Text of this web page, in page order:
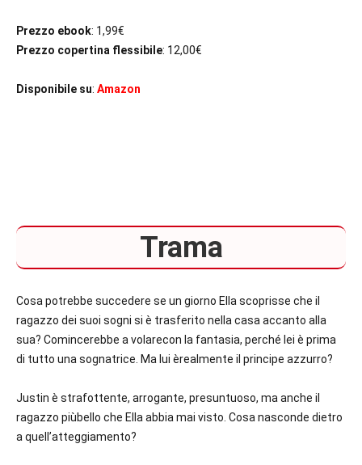
Prezzo ebook: 1,99€
Prezzo copertina flessibile: 12,00€
Disponibile su: Amazon
Trama
Cosa potrebbe succedere se un giorno Ella scoprisse che il
ragazzo dei suoi sogni si è trasferito nella casa accanto alla
sua? Comincerebbe a volarecon la fantasia, perché lei è prima
di tutto una sognatrice. Ma lui èrealmente il principe azzurro?
Justin è strafottente, arrogante, presuntuoso, ma anche il
ragazzo piùbello che Ella abbia mai visto. Cosa nasconde dietro
a quell’atteggiamento?